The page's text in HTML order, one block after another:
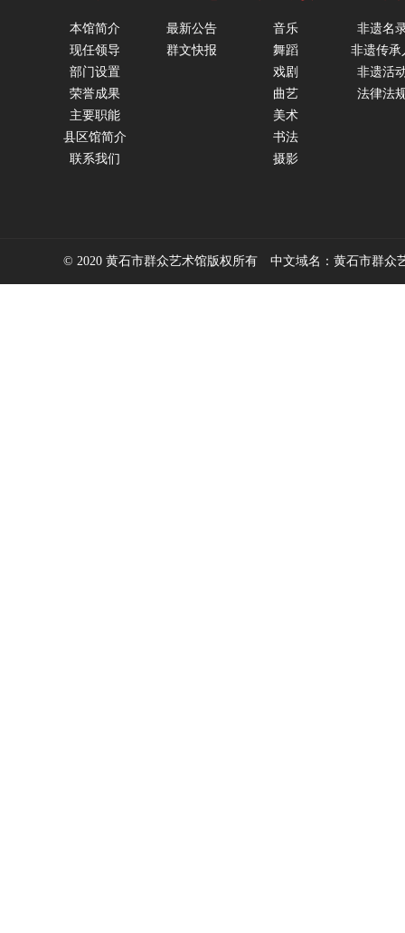
本馆简介
现任领导
部门设置
荣誉成果
主要职能
县区馆简介
联系我们
最新公告
群文快报
音乐
舞蹈
戏剧
曲艺
美术
书法
摄影
非遗名
非遗传承
非遗活
法律法
© 2020 黄石市群众艺术馆版权所有 中文域名：黄石市群众